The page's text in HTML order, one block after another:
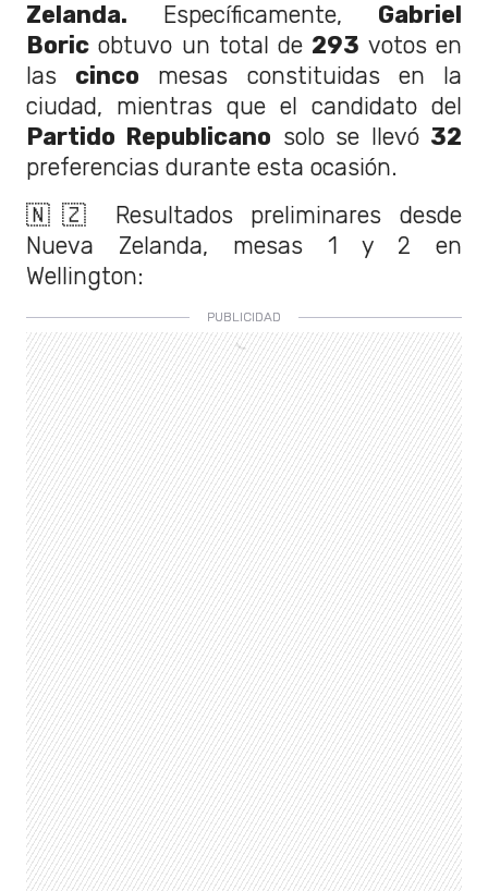
Zelanda. Específicamente, Gabriel
Boric obtuvo un total de 293 votos en
las cinco mesas constituidas en la
ciudad, mientras que el candidato del
Partido Republicano solo se llevó 32
preferencias durante esta ocasión.
🇳🇿 Resultados preliminares desde
Nueva Zelanda, mesas 1 y 2 en
Wellington: